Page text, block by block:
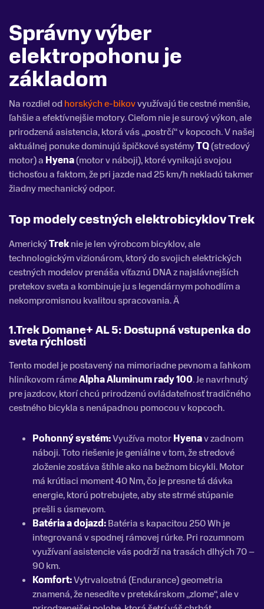
Správny výber
elektropohonu je
základom
Na rozdiel odhorských e-bikovvyužívajú tie cestné menšie,
ľahšie a efektívnejšie motory. Cieľom nie je surový výkon, ale
prirodzená asistencia, ktorá vás „postrčí“ v kopcoch. V našej
aktuálnej ponuke dominujú špičkové systémyTQ(stredový
motor) a Hyena(motor v náboji), ktoré vynikajú svojou
tichosťou a faktom, že pri jazde nad 25 km/h nekladú takmer
žiadny mechanický odpor.
Top modely cestných elektrobicyklov Trek
AmerickýTreknie je len výrobcom bicyklov, ale
technologickým vizionárom, ktorý do svojich elektrických
cestných modelov prenáša víťaznú DNA z najslávnejších
pretekov sveta a kombinuje ju s legendárnym pohodlím a
nekompromisnou kvalitou spracovania. Ä
1.Trek Domane+ AL 5: Dostupná vstupenka do
sveta rýchlosti
Tento model je postavený na mimoriadne pevnom a ľahkom
hliníkovom rámeAlpha Aluminum rady 100. Je navrhnutý
pre jazdcov, ktorí chcú prirodzenú ovládateľnosť tradičného
cestného bicykla s nenápadnou pomocou v kopcoch.
Pohonný systém:Využíva motorHyenav zadnom
náboji. Toto riešenie je geniálne v tom, že stredové
zloženie zostáva štíhle ako na bežnom bicykli. Motor
má krútiaci moment 40 Nm, čo je presne tá dávka
energie, ktorú potrebujete, aby ste strmé stúpanie
prešli s úsmevom.
Batéria a dojazd:Batéria s kapacitou 250 Wh je
integrovaná v spodnej rámovej rúrke. Pri rozumnom
využívaní asistencie vás podrží na trasách dlhých 70 –
90 km.
Komfort:Vytrvalostná (Endurance) geometria
znamená, že nesedíte v pretekárskom „zlome“, ale v